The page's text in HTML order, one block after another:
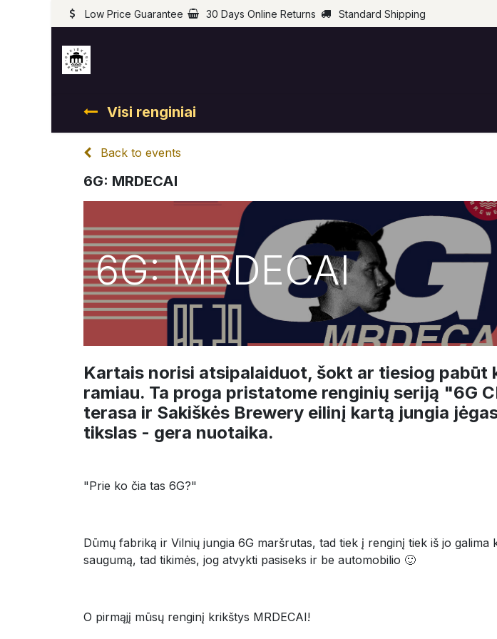
Low Price Guarantee 30 Days Online Returns Standard Shipping
Visi renginiai
Back to events
6G: MRDECAI
6G: MRDECAI
Kartais norisi atsipalaiduot, šokt ar tiesiog pabūt
ramiau. Ta proga pristatome renginių seriją "6G
terasa ir Sakiškės Brewery eilinį kartą jungia
tikslas - gera nuotaika.
"Prie ko čia tas 6G?"
Dūmų fabriką ir Vilnių jungia 6G maršrutas, tad tiek į renginį tiek iš jo galima
saugumą, tad tikimės, jog atvykti pasiseks ir be automobilio 🙂
O pirmąjį mūsų renginį krikštys MRDECAI!